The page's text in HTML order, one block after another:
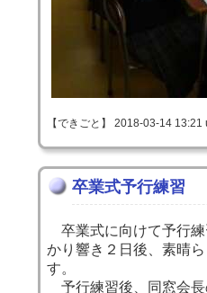
【できごと】 2018-03-14
卒業式予行練習
卒業式に向けて予行練
かり響き２日後、素晴
す。
予行練習後、同窓会長